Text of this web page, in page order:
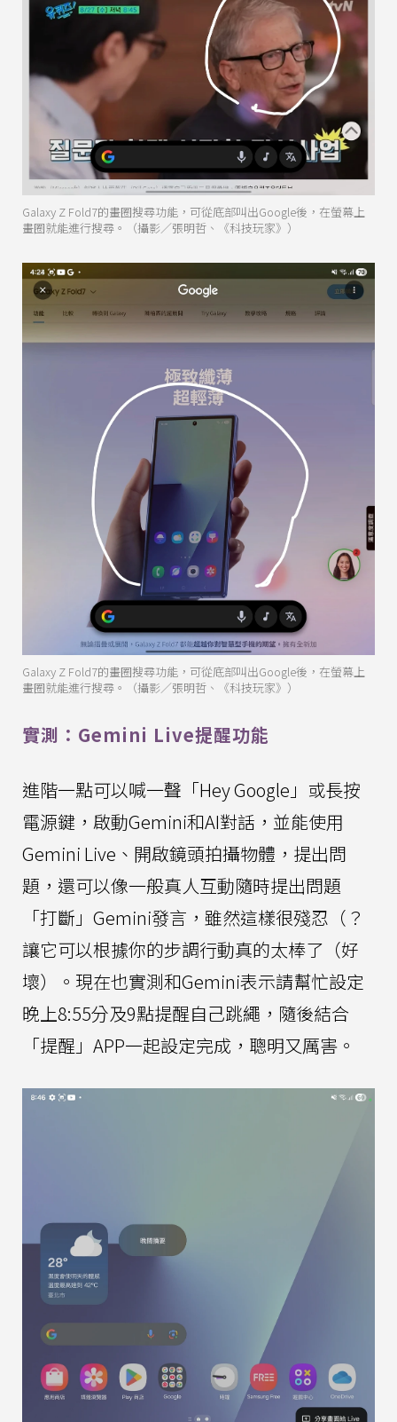
Galaxy Z Fold7的畫圈搜尋功能，可從底部叫出Google後，在螢幕上
畫圈就能進行搜尋。（攝影／張明哲、《科技玩家》）
Galaxy Z Fold7的畫圈搜尋功能，可從底部叫出Google後，在螢幕上
畫圈就能進行搜尋。（攝影／張明哲、《科技玩家》）
實測：Gemini Live提醒功能
進階一點可以喊一聲「Hey Google」或長按
電源鍵，啟動Gemini和AI對話，並能使用
Gemini Live、開啟鏡頭拍攝物體，提出問
題，還可以像一般真人互動隨時提出問題
「打斷」Gemini發言，雖然這樣很殘忍（？
讓它可以根據你的步調行動真的太棒了（好
壞）。現在也實測和Gemini表示請幫忙設定
晚上8:55分及9點提醒自己跳繩，隨後結合
「提醒」APP一起設定完成，聰明又厲害。